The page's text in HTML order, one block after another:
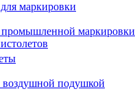
маркировки
промышленной маркировки
воздушной подушкой